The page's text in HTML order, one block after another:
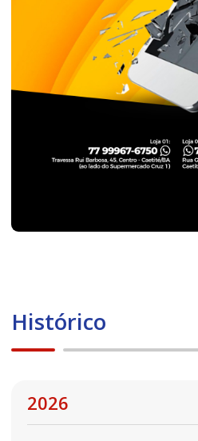
Histórico
2026